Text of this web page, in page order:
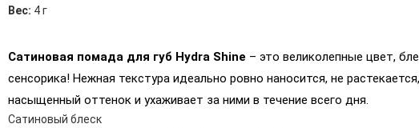
Вес: 4 г
Сатиновая помада для губ Hydra Shine – это великолепные цвет,
сенсорика! Нежная текстура идеально ровно наносится, не
насыщенный оттенок и ухаживает за ними в течение всего дня.
Сатиновый блеск